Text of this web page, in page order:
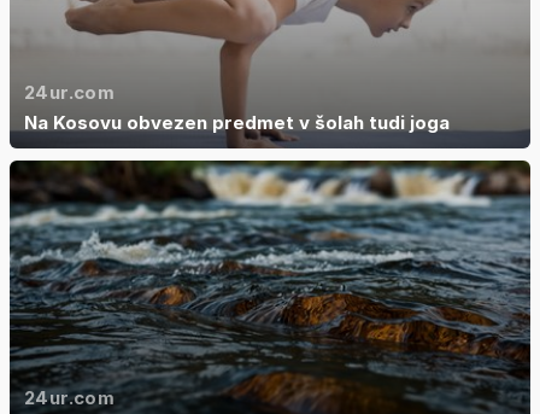
24ur.com
Na Kosovu obvezen predmet v šolah tudi joga
24ur.com